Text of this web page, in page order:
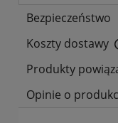
Bezpieczeństwo
Koszty dostawy
Cena nie zawiera
Produkty
Opinie o